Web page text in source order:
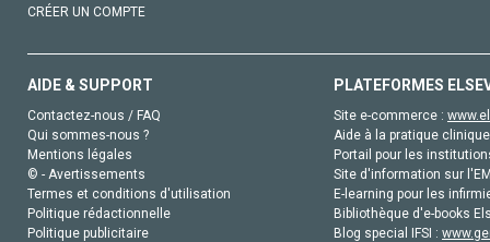
CRÉER UN COMPTE
AIDE & SUPPORT
Contactez-nous / FAQ
Qui sommes-nous ?
Mentions légales
© - Avertissements
Termes et conditions d'utilisation
Politique rédactionnelle
Politique publicitaire
PLATEFORMES
Site e-commerce :
Aide à la pratique
Portail pour les
Site d'information sur
E-learning pour les
Bibliothèque d'e-books
Blog special IFSI :